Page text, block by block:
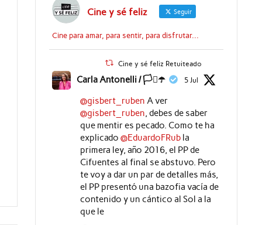
Cine y sé feliz Seguir
Cine para amar, para sentir, para disfrutar...
Cine y sé feliz Retuiteado
Carla Antonelli / 🏳️‍⚧️☂️ 5 Jul
@gisbert_ruben A ver
@gisbert_ruben, debes de saber
que mentir es pecado. Como te ha
explicado @EduardoFRubla
primera ley, año 2016, el PP de
Cifuentes al final se abstuvo. Pero
te voy a dar un par de detalles más,
el PP presentó una bazofia vacía de
contenido y un cántico al Sol a la
que le